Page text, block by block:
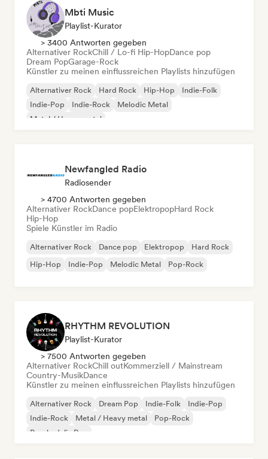
Mbti Music
Playlist-Kurator
> 3400 Antworten gegeben
Alternativer RockChill / Lo-fi Hip-HopDance pop
Dream PopGarage-Rock
Künstler zu meinen einflussreichen Playlists hinzufügen
Alternativer Rock Hard Rock Hip-Hop
Indie-Folk
Indie-Pop
Indie-Rock
Melodic Metal
Metal / Heavy metal
Newfangled Radio
Radiosender
> 4700 Antworten gegeben
Alternativer RockDance popElektropopHard Rock
Hip-Hop
Spiele Künstler im Radio
Alternativer Rock Dance pop Elektropop
Hard Rock
Hip-Hop
Indie-Pop Melodic Metal Pop-Rock
RHYTHM REVOLUTION
Playlist-Kurator
> 7500 Antworten gegeben
Alternativer RockChill outKommerziell / Mainstream
Country-MusikDance
Künstler zu meinen einflussreichen Playlists hinzufügen
Alternativer Rock Dream Pop Indie-Folk
Indie-Pop
Indie-Rock
Metal / Heavy metal
Pop-Rock
Psychedelic Pop